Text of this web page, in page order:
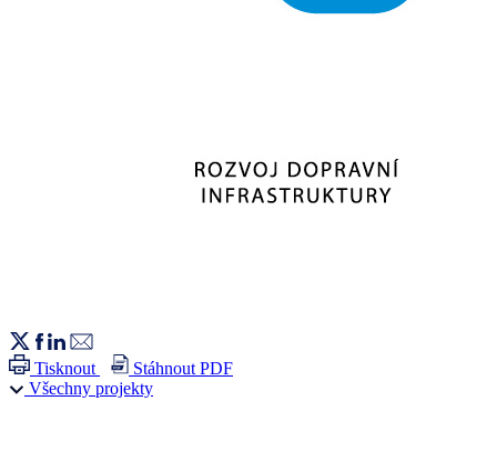
Tisknout
Stáhnout PDF
Všechny projekty